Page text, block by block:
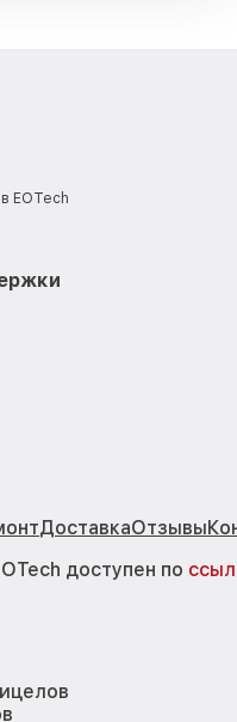
EOTech
ДоставкаОтзывы
доступен по